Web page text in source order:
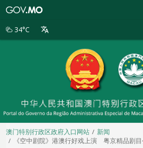
别
34°C
澳门特别行政区政府入口网站
新闻
《空中剧院》港澳行好戏上演 粤京精品剧